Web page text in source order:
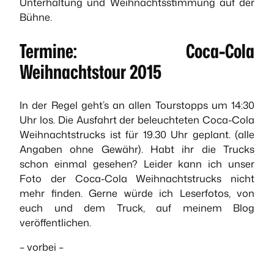
Bühne.
Termine: Coca-Cola
Weihnachtstour 2015
In der Regel geht’s an allen Tourstopps um 14:30
Uhr los. Die Ausfahrt der beleuchteten Coca-Cola
Weihnachtstrucks ist für 19.30 Uhr geplant. (alle
Angaben ohne Gewähr). Habt ihr die Trucks
schon einmal gesehen? Leider kann ich unser
Foto der Coca-Cola Weihnachtstrucks nicht
mehr finden. Gerne würde ich Leserfotos, von
euch und dem Truck, auf meinem Blog
veröffentlichen.
– vorbei –